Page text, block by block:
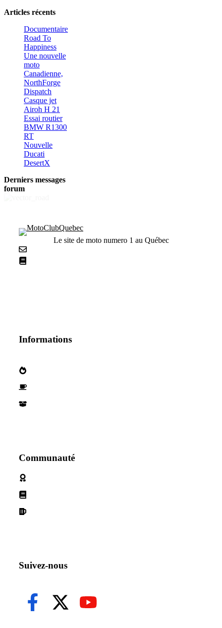
Articles récents
Documentaire
Road To
Happiness
Une nouvelle
moto
Canadienne,
NorthForge
Dispatch
Casque jet
Airoh H 21
Essai routier
BMW R1300
RT
Nouvelle
Ducati
DesertX
Derniers messages
forum
Le site de moto numero 1 au Québec
Informations
Communauté
Suivez-nous